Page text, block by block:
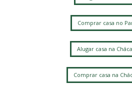
Mansões Santo Antônio
Vila
Comprar casa no
Alugar casa na
Comprar casa na